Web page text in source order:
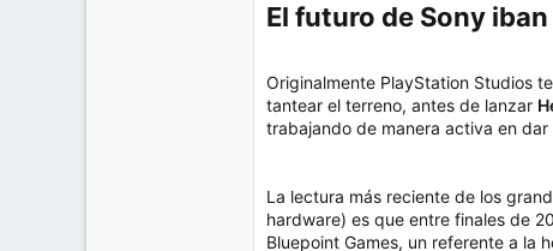
El futuro de Sony
Originalmente PlayStation Studios
tantear el terreno, antes de lanzar
trabajando de manera activa en
La lectura más reciente de los
hardware) es que entre finales de
Bluepoint Games, un referente a la